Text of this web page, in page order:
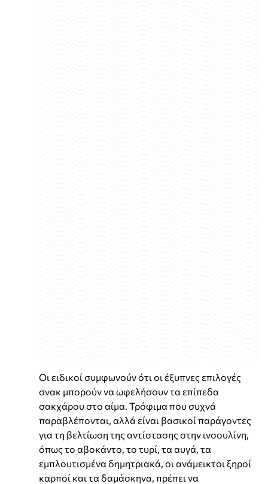
Οι ειδικοί συμφωνούν ότι οι έξυπνες επιλογές
σνακ μπορούν να ωφελήσουν τα επίπεδα
σακχάρου στο αίμα. Τρόφιμα που συχνά
παραβλέπονται, αλλά είναι βασικοί παράγοντες
για τη βελτίωση της αντίστασης στην ινσουλίνη,
όπως το αβοκάντο, το τυρί, τα αυγά, τα
εμπλουτισμένα δημητριακά, οι ανάμεικτοι ξηροί
καρποί και τα δαμάσκηνα, πρέπει να